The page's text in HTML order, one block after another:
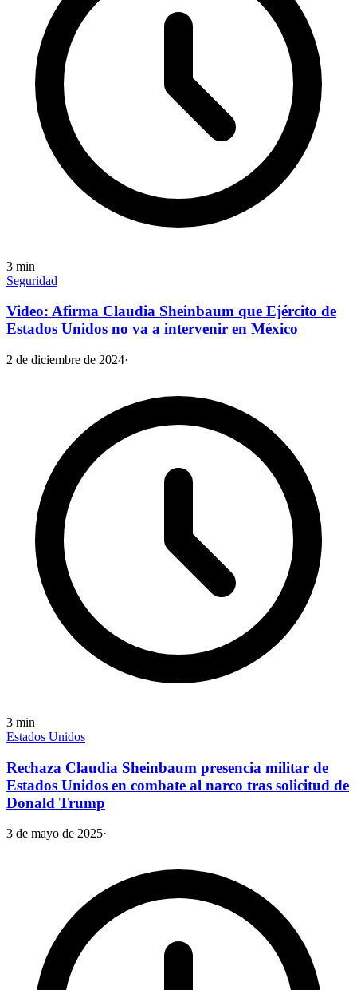
3 min
Seguridad
Video: Afirma Claudia Sheinbaum que Ejército de
Estados Unidos no va a intervenir en México
2 de diciembre de 2024·
3 min
Estados Unidos
Rechaza Claudia Sheinbaum presencia militar de
Estados Unidos en combate al narco tras solicitud de
Donald Trump
3 de mayo de 2025·